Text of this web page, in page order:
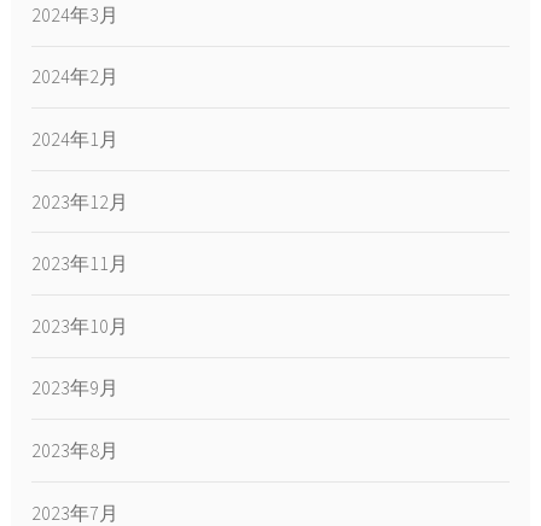
2024年3月
2024年2月
2024年1月
2023年12月
2023年11月
2023年10月
2023年9月
2023年8月
2023年7月